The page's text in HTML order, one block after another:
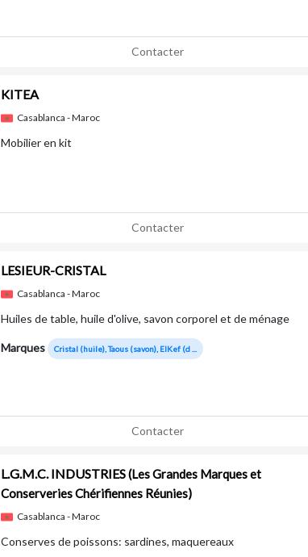
Contacter
KITEA
Casablanca - Maroc
Mobilier en kit
Contacter
LESIEUR-CRISTAL
Casablanca - Maroc
Huiles de table, huile d'olive, savon corporel et de ménage
Marques Cristal (huile), Taous (savon), ElKef (d ...
Contacter
L.G.M.C. INDUSTRIES(Les Grandes Marques et
Conserveries Chérifiennes Réunies)
Casablanca - Maroc
Conserves de poissons: sardines, maquereaux